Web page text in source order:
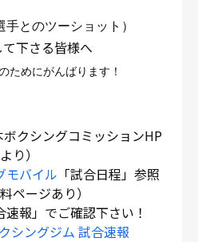
とのツーショット）
下さる皆様へ
ためにがんばります！
ボクシングコミッションHP
より）
モバイル 「試合日程」参照
ページあり）
報」でご確認下さい！
シングジム 試合速報